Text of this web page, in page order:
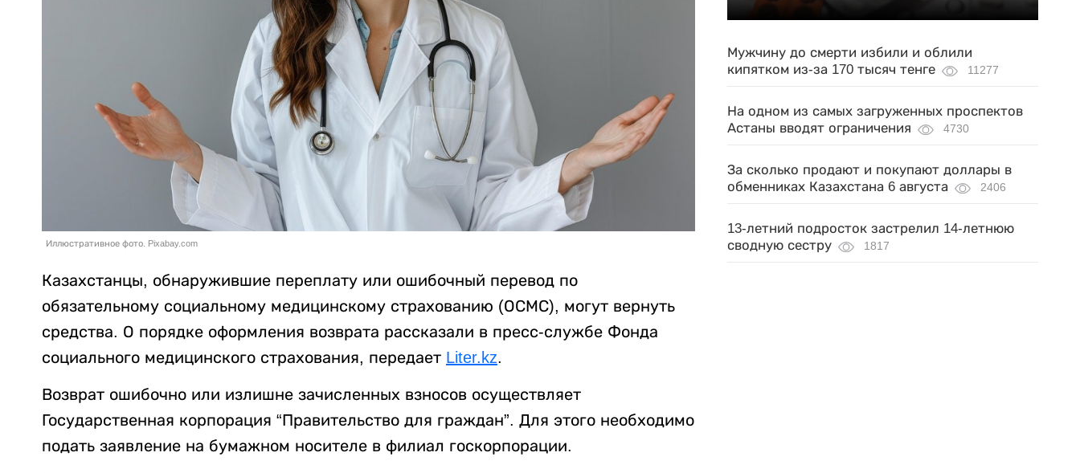
Иллюстративное фото. Pixabay.com
Казахстанцы, обнаружившие переплату или ошибочный перевод по
обязательному социальному медицинскому страхованию (ОСМС), могут вернуть
средства. О порядке оформления возврата рассказали в пресс-службе Фонда
социального медицинского страхования, передает Liter.kz.
Возврат ошибочно или излишне зачисленных взносов осуществляет
Государственная корпорация “Правительство для граждан”. Для этого необходимо
подать заявление на бумажном носителе в филиал госкорпорации.
Мужчину до смерти избили и облили
кипятком из-за 170 тысяч тенге
11277
На одном из самых загруженных проспектов
Астаны вводят ограничения
4730
За сколько продают и покупают доллары в
обменниках Казахстана 6 августа
2406
13-летний подросток застрелил 14-летнюю
сводную сестру
1817